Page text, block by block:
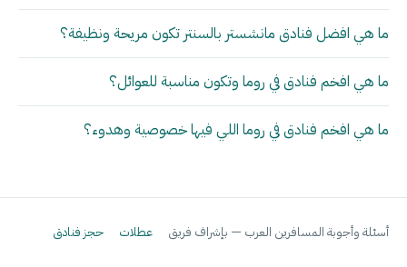
ما هي افضل فنادق مانشستر بالسنتر تكون مريحة ونظيفة؟
ما هي افخم فنادق في روما وتكون مناسبة للعوائل؟
ما هي افخم فنادق في روما اللي فيها خصوصية وهدوء؟
أسئلة وأجوبة المسافرين العرب — بإشراف فريق عطلات حجز فنادق